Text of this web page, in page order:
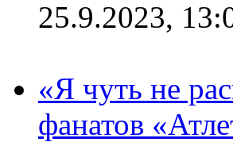
25.9.2023,
«Я чуть не
фанатов